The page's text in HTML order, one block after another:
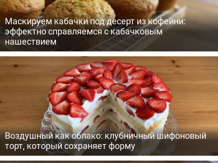
Маскируем кабачки под десерт из кофейни:
эффектно справляемся с кабачковым
нашествием
Воздушный как облако: клубничный шифоновый
торт, который сохраняет форму